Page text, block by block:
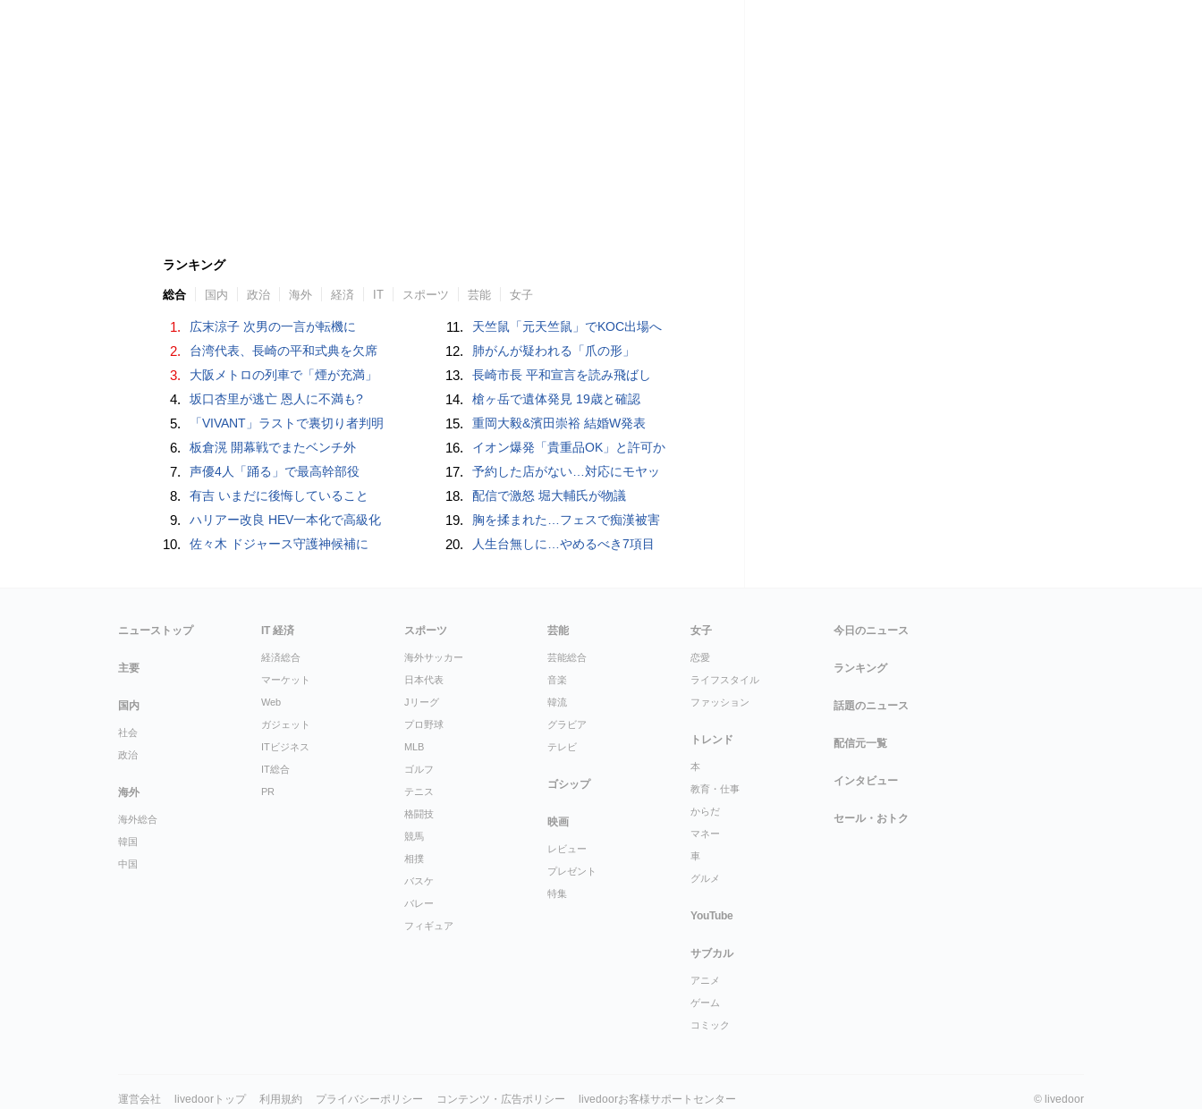
ランキング
総合 国内 政治 海外 経済 IT スポーツ 芸能 女子
1. 広末涼子 次男の一言が転機に
2. 台湾代表、長崎の平和式典を欠席
3. 大阪メトロの列車で「煙が充満」
4. 坂口杏里が逃亡 恩人に不満も?
5. 「VIVANT」ラストで裏切り者判明
6. 板倉滉 開幕戦でまたベンチ外
7. 声優4人「踊る」で最高幹部役
8. 有吉 いまだに後悔していること
9. ハリアー改良 HEV一本化で高級化
10. 佐々木 ドジャース守護神候補に
11. 天竺鼠「元天竺鼠」でKOC出場へ
12. 肺がんが疑われる「爪の形」
13. 長崎市長 平和宣言を読み飛ばし
14. 槍ヶ岳で遺体発見 19歳と確認
15. 重岡大毅&濱田崇裕 結婚W発表
16. イオン爆発「貴重品OK」と許可か
17. 予約した店がない…対応にモヤッ
18. 配信で激怒 堀大輔氏が物議
19. 胸を揉まれた…フェスで痴漢被害
20. 人生台無しに…やめるべき7項目
ニューストップ
主要
国内
社会
政治
海外
海外総合
韓国
中国
IT 経済
経済総合
マーケット
Web
ガジェット
ITビジネス
IT総合
PR
スポーツ
海外サッカー
日本代表
Jリーグ
プロ野球
MLB
ゴルフ
テニス
格闘技
競馬
相撲
バスケ
バレー
フィギュア
芸能
芸能総合
音楽
韓流
グラビア
テレビ
ゴシップ
映画
レビュー
プレゼント
特集
女子
恋愛
ライフスタイル
ファッション
トレンド
本
教育・仕事
からだ
マネー
車
グルメ
YouTube
サブカル
アニメ
ゲーム
コミック
今日のニュース
ランキング
話題のニュース
配信元一覧
インタビュー
セール・おトク
運営会社 livedoorトップ 利用規約 プライバシーポリシー コンテンツ・広告ポリシー livedoorお客様サポートセンター © livedoor